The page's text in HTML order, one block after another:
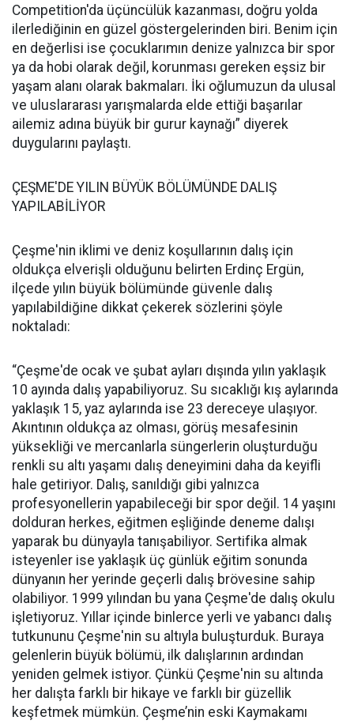
Competition'da üçüncülük kazanması, doğru yolda
ilerlediğinin en güzel göstergelerinden biri. Benim için
en değerlisi ise çocuklarımın denize yalnızca bir spor
ya da hobi olarak değil, korunması gereken eşsiz bir
yaşam alanı olarak bakmaları. İki oğlumuzun da ulusal
ve uluslararası yarışmalarda elde ettiği başarılar
ailemiz adına büyük bir gurur kaynağı” diyerek
duygularını paylaştı.
ÇEŞME'DE YILIN BÜYÜK BÖLÜMÜNDE DALIŞ
YAPILABİLİYOR
Çeşme'nin iklimi ve deniz koşullarının dalış için
oldukça elverişli olduğunu belirten Erdinç Ergün,
ilçede yılın büyük bölümünde güvenle dalış
yapılabildiğine dikkat çekerek sözlerini şöyle
noktaladı:
“Çeşme'de ocak ve şubat ayları dışında yılın yaklaşık
10 ayında dalış yapabiliyoruz. Su sıcaklığı kış aylarında
yaklaşık 15, yaz aylarında ise 23 dereceye ulaşıyor.
Akıntının oldukça az olması, görüş mesafesinin
yüksekliği ve mercanlarla süngerlerin oluşturduğu
renkli su altı yaşamı dalış deneyimini daha da keyifli
hale getiriyor. Dalış, sanıldığı gibi yalnızca
profesyonellerin yapabileceği bir spor değil. 14 yaşını
dolduran herkes, eğitmen eşliğinde deneme dalışı
yaparak bu dünyayla tanışabiliyor. Sertifika almak
isteyenler ise yaklaşık üç günlük eğitim sonunda
dünyanın her yerinde geçerli dalış brövesine sahip
olabiliyor. 1999 yılından bu yana Çeşme'de dalış okulu
işletiyoruz. Yıllar içinde binlerce yerli ve yabancı dalış
tutkununu Çeşme'nin su altıyla buluşturduk. Buraya
gelenlerin büyük bölümü, ilk dalışlarının ardından
yeniden gelmek istiyor. Çünkü Çeşme'nin su altında
her dalışta farklı bir hikaye ve farklı bir güzellik
keşfetmek mümkün. Çeşme’nin eski Kaymakamı